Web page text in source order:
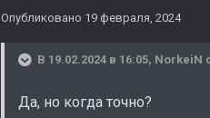
Опубликовано 19 февраля, 2024
В 19.02.2024 в 16:05, NorkeiN
Да, но когда точно?